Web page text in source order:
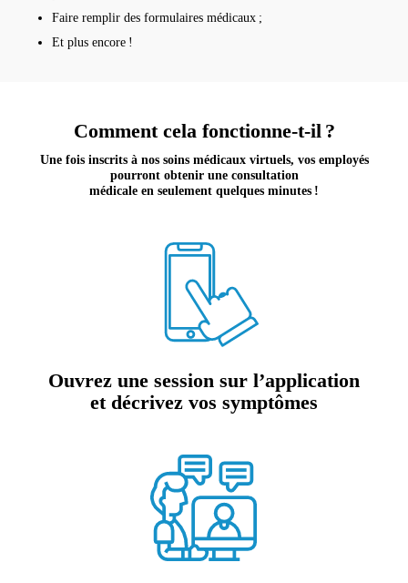
Faire remplir des formulaires médicaux ;
Et plus encore !
Comment cela fonctionne-t-il ?
Une fois inscrits à nos soins médicaux virtuels, vos employés
pourront obtenir une consultation
médicale en seulement quelques minutes !
Ouvrez une session sur l’application
et décrivez vos symptômes